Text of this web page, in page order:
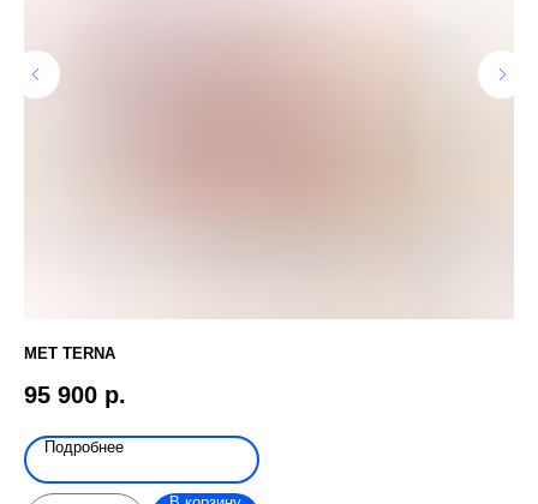
MET TERNA
95 900 р.
Подробнее